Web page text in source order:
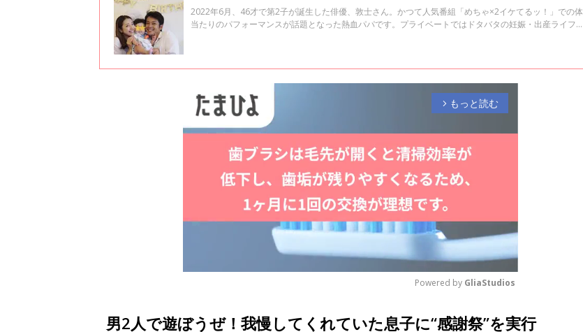
2022年6月、46才で第2子が誕生した俳優、敦士さん。かつて人気番組「めちゃ×2イケてるッ！」での体
当たりのパフォーマンスが話題となった熱血パパです。プライベートではドタバタの妊娠・出産ライフが
arrow_forward_ios もっと読む
M
Powered by GliaStudios
男2人で遊ぼうぜ！我慢してくれていた息子に“感謝祭”を実行